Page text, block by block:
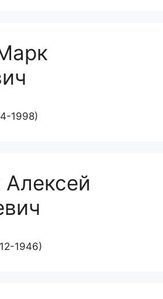
1998)
Алексей
1946)